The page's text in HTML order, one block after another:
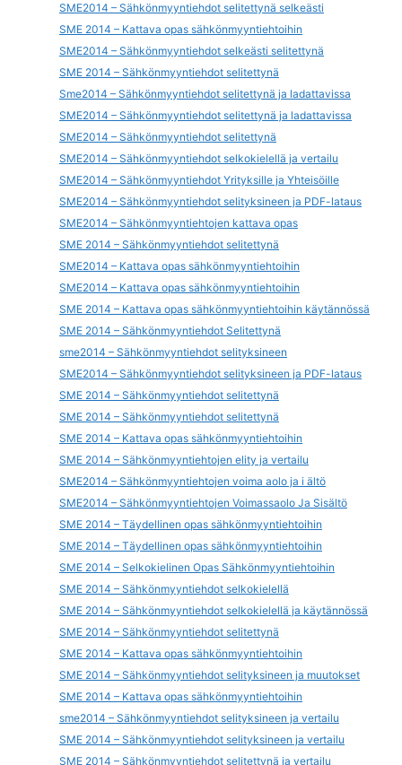
SME2014 – Sähkönmyyntiehdot selitettynä selkeästi
SME 2014 – Kattava opas sähkönmyyntiehtoihin
SME2014 – Sähkönmyyntiehdot selkeästi selitettynä
SME 2014 – Sähkönmyyntiehdot selitettynä
Sme2014 – Sähkönmyyntiehdot selitettynä ja ladattavissa
SME2014 – Sähkönmyyntiehdot selitettynä ja ladattavissa
SME2014 – Sähkönmyyntiehdot selitettynä
SME2014 – Sähkönmyyntiehdot selkokielellä ja vertailu
SME2014 – Sähkönmyyntiehdot Yrityksille ja Yhteisöille
SME2014 – Sähkönmyyntiehdot selityksineen ja PDF-lataus
SME2014 – Sähkönmyyntiehtojen kattava opas
SME 2014 – Sähkönmyyntiehdot selitettynä
SME2014 – Kattava opas sähkönmyyntiehtoihin
SME2014 – Kattava opas sähkönmyyntiehtoihin
SME 2014 – Kattava opas sähkönmyyntiehtoihin käytännössä
SME 2014 – Sähkönmyyntiehdot Selitettynä
sme2014 – Sähkönmyyntiehdot selityksineen
SME2014 – Sähkönmyyntiehdot selityksineen ja PDF-lataus
SME 2014 – Sähkönmyyntiehdot selitettynä
SME 2014 – Sähkönmyyntiehdot selitettynä
SME 2014 – Kattava opas sähkönmyyntiehtoihin
SME 2014 – Sähkönmyyntiehtojen elity ja vertailu
SME2014 – Sähkönmyyntiehtojen voima aolo ja i ältö
SME2014 – Sähkönmyyntiehtojen Voimassaolo Ja Sisältö
SME 2014 – Täydellinen opas sähkönmyyntiehtoihin
SME 2014 – Täydellinen opas sähkönmyyntiehtoihin
SME 2014 – Selkokielinen Opas Sähkönmyyntiehtoihin
SME 2014 – Sähkönmyyntiehdot selkokielellä
SME 2014 – Sähkönmyyntiehdot selkokielellä ja käytännössä
SME 2014 – Sähkönmyyntiehdot selitettynä
SME 2014 – Kattava opas sähkönmyyntiehtoihin
SME 2014 – Sähkönmyyntiehdot selityksineen ja muutokset
SME 2014 – Kattava opas sähkönmyyntiehtoihin
sme2014 – Sähkönmyyntiehdot selityksineen ja vertailu
SME 2014 – Sähkönmyyntiehdot selityksineen ja vertailu
SME 2014 – Sähkönmyyntiehdot selitettynä ja vertailu